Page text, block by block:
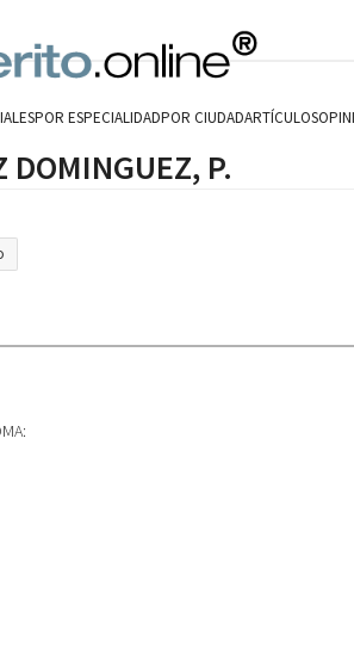
POR ESPECIALIDADPOR CIUDADARTÍCULOS
DOMINGUEZ, P.